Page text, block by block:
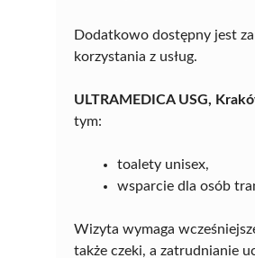
Dodatkowo dostępny jest
korzystania z usług.
ULTRAMEDICA USG,
tym:
toalety unisex,
wsparcie dla osób
Wizyta wymaga
także czeki, a zatrudnianie